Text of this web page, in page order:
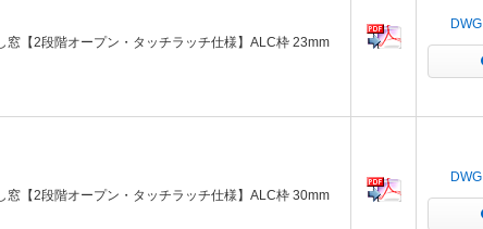
窓【2段階オープン・タッチラッチ仕様】ALC枠 23mm
DWG
窓【2段階オープン・タッチラッチ仕様】ALC枠 30mm
DWG